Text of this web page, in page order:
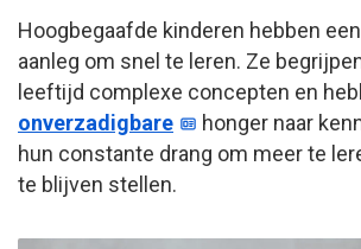
Hoogbegaafde kinderen hebben
aanleg om snel te leren. Ze
leeftijd complexe concepten en
onverzadigbare
honger naar
hun constante drang om meer te
te blijven stellen.